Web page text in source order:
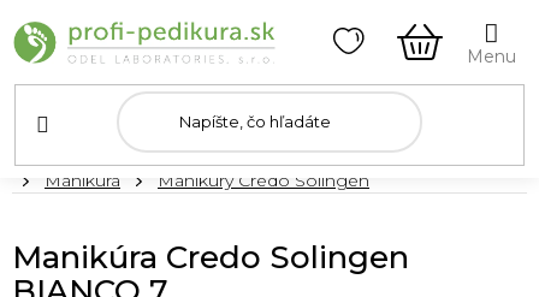
na
obsah
KOŠÍK
DomovManikúra Manikúry Credo Solingen
Manikúra Credo Solingen